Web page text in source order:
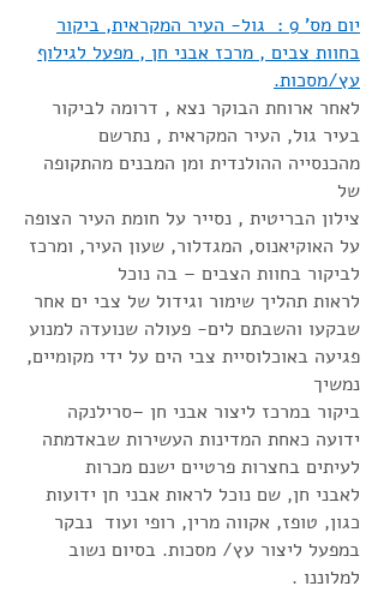
יום מס' 9 : גול- העיר המקראית, ביקור
בחוות צבים , מרכז אבני חן , מפעל לגילוף
עץ/מסכות.
לאחר ארוחת הבוקר נצא , דרומה לביקור
בעיר גול, העיר המקראית , נתרשם
מהכנסייה ההולנדית ומן המבנים מהתקופה
של
צילון הבריטית , נסייר על חומת העיר הצופה
על האוקיאנוס, המגדלור, שעון העיר, ומרכז
לביקור בחוות הצבים – בה נוכל
לראות תהליך שימור וגידול של צבי ים אחר
שבקעו והשבתם לים- פעולה שנועדה למנוע
פגיעה באוכלוסיית צבי הים על ידי מקומיים,
נמשיך
ביקור במרכז ליצור אבני חן –סרילנקה
ידועה כאחת המדינות העשירות שבאדמתה
לעיתים בחצרות פרטיים ישנם מכרות
לאבני חן, שם נוכל לראות אבני חן ידועות
כגון, טופז, אקווה מרין, רופי ועוד נבקר
במפעל ליצור עץ/ מסכות. בסיום נשוב
למלוננו .